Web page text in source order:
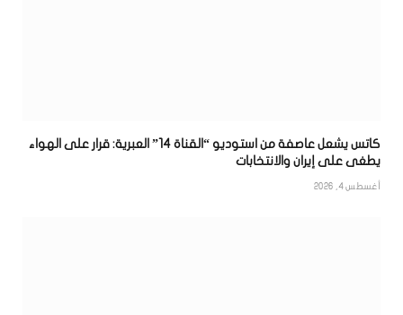
كاتس يشعل عاصفة من استوديو “القناة 14” العبرية: قرار على الهواء
يطغى على إيران والانتخابات
أغسطس 4, 2026